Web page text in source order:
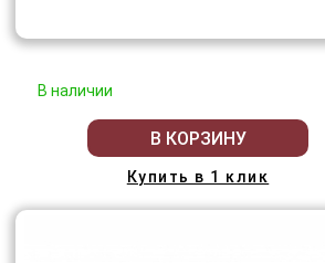
В наличии
В КОРЗИНУ
Купить в 1 клик